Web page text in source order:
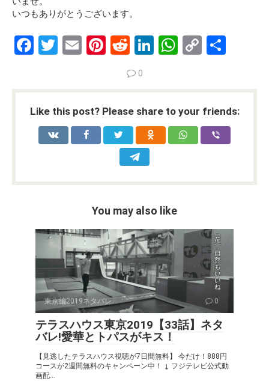
いつもありがとうございます。
F
ce
b
o
o
T
tt
er
E
ail
Pi
er
es
t
R
e
d
di
t
Li
ke
dI
n
W
at
A
p
C
py
Li
n
k
ar
e
0
Like this post? Please share to your friends:
You may also like
東京編2019ネタバレ 0
テラスハウス東京2019【33話】ネタ
バレ!愛華とトパスがキス！
【見逃したテラスハウス視聴が7日間無料】 今だけ！888円
コースが2週間無料のキャンペーン中！ ↓ フジテレビ公式動
画配...